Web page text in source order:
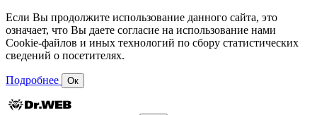
Если Вы продолжите использование данного сайта, это
означает, что Вы даете согласие на использование нами
Cookie-файлов и иных технологий по сбору статистических
сведений о посетителях.
Подробнее Ок